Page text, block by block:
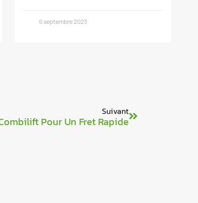
6 septembre 2023
Suivant
Pour Un Fret Rapide